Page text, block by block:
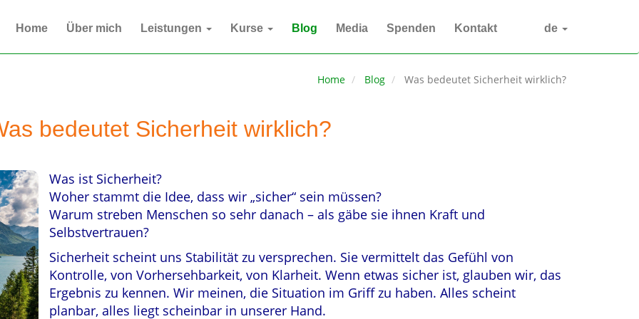
Home Über mich Leistungen Kurse Blog Media Spenden Kontakt de
Home Blog Was bedeutet Sicherheit wirklich?
bedeutet Sicherheit wirklich?
Was ist Sicherheit?
Woher stammt die Idee, dass wir „sicher“ sein müssen?
Warum streben Menschen so sehr danach – als gäbe sie ihnen Kraft und
Selbstvertrauen?
Sicherheit scheint uns Stabilität zu versprechen. Sie vermittelt das Gefühl von
Kontrolle, von Vorhersehbarkeit, von Klarheit. Wenn etwas sicher ist, glauben wir, das
Ergebnis zu kennen. Wir meinen, die Situation im Griff zu haben. Alles scheint
planbar, alles liegt scheinbar in unserer Hand.